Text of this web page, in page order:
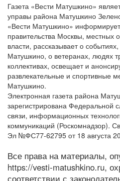
Газета «Вести Матушкино»
управы района Матушкино
«Вести Матушкино»
правительства Москвы, местных
власти, рассказывает о
Матушкино, о ветеранах, людях
коллективах, освещает и
развлекательные и спортивные
Матушкино.
Электронная газета района
зарегистрирована Федеральной
связи, информационных
коммуникаций (Роскомнадзор).
Эл №ФС77-62795 от 18 августа
Все права на материалы,
https://vesti-matushkino.ru,
соответствии с